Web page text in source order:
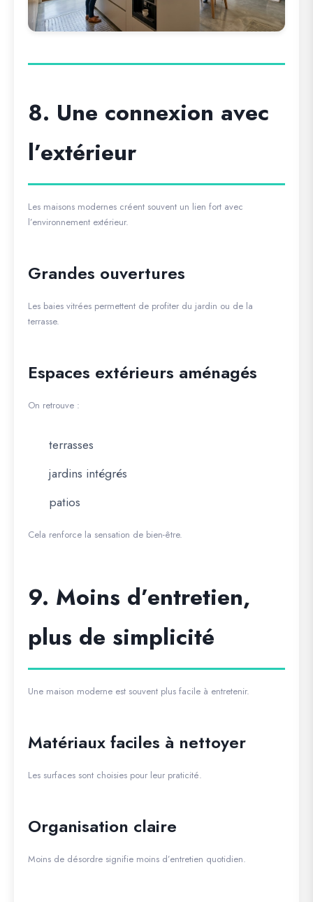
8. Une connexion avec
l’extérieur
Les maisons modernes créent souvent un lien fort avec
l’environnement extérieur.
Grandes ouvertures
Les baies vitrées permettent de profiter du jardin ou de la
terrasse.
Espaces extérieurs aménagés
On retrouve :
terrasses
jardins intégrés
patios
Cela renforce la sensation de bien-être.
9. Moins d’entretien,
plus de simplicité
Une maison moderne est souvent plus facile à entretenir.
Matériaux faciles à nettoyer
Les surfaces sont choisies pour leur praticité.
Organisation claire
Moins de désordre signifie moins d’entretien quotidien.